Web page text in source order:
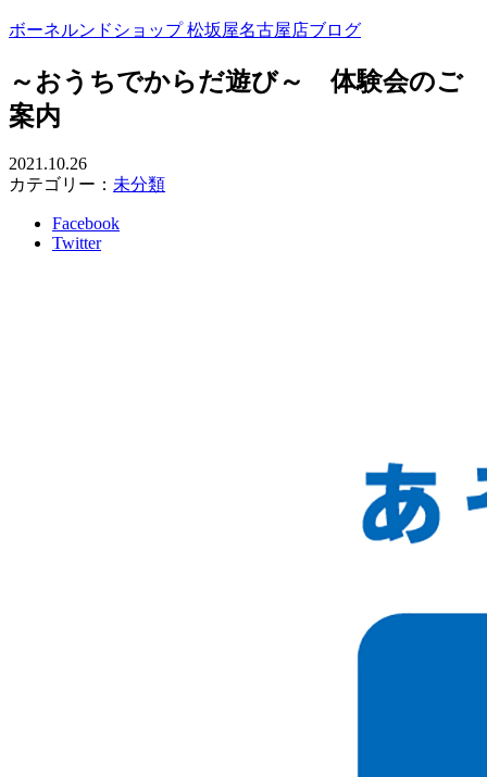
ボーネルンドショップ 松坂屋名古屋店ブログ
～おうちでからだ遊び～ 体験会のご
案内
2021.10.26
カテゴリー： 未分類
Facebook
Twitter